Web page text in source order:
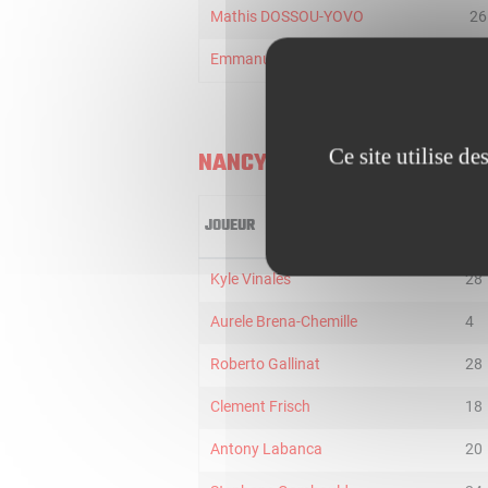
Mathis DOSSOU-YOVO 26
Emmanuel Wembi
NANCY
JOUEUR
Kyle Vinales 28
Aurele Brena-Chemille 4
Roberto Gallinat 28
Clement Frisch 18
Antony Labanca 20
Ce site utilise